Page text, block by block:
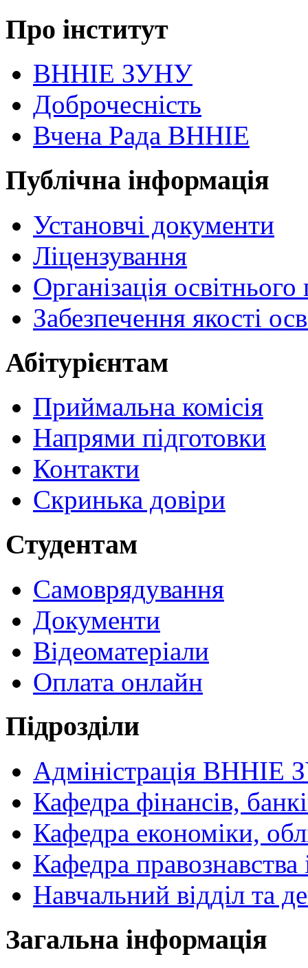
Про інститут
ВННІЕ ЗУНУ
Доброчесність
Вчена Рада ВННІЕ
Публічна інформація
Установчі документи
Ліцензування
Організація
Забезпечення якості
Абітурієнтам
Приймальна комісія
Напрями підготовки
Контакти
Скринька довіри
Студентам
Самоврядування
Документи
Відеоматеріали
Оплата онлайн
Підрозділи
Адміністрація ВННІЕ
Кафедра фінансів,
Кафедра економіки,
Кафедра
Навчальний відділ та
Загальна інформація